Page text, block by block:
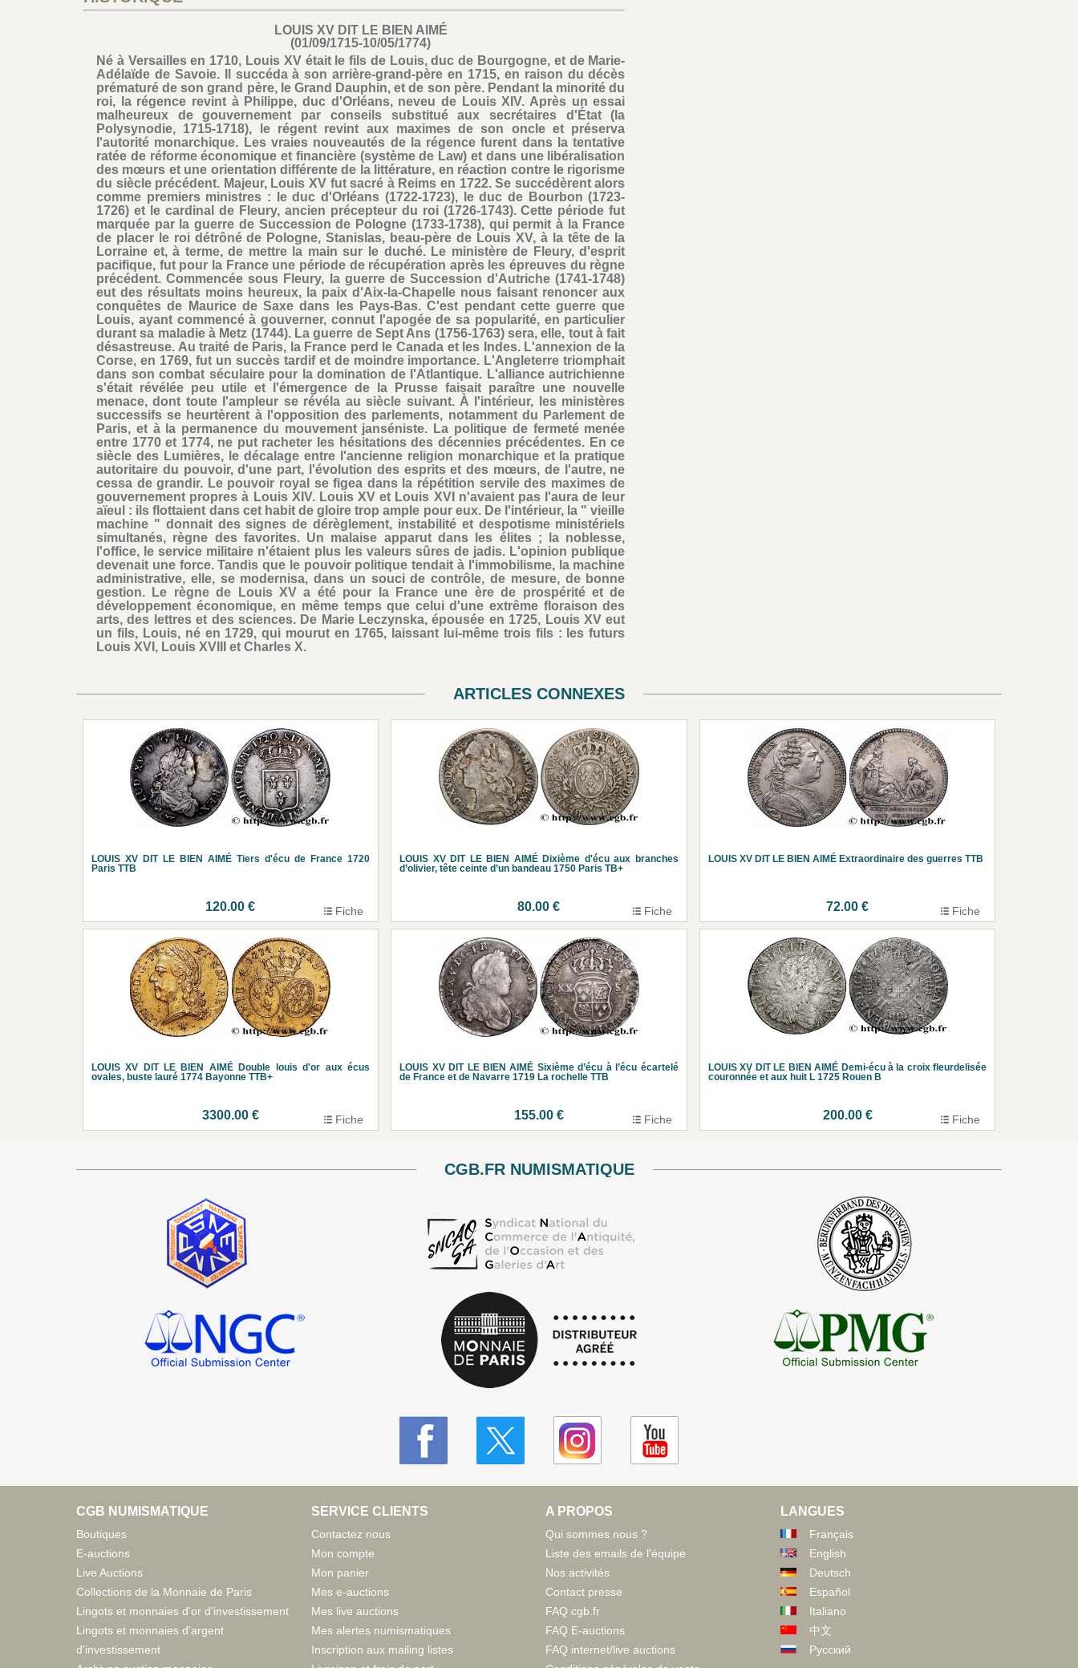
LOUIS XV DIT LE BIEN AIMÉ
(01/09/1715-10/05/1774)
Né à Versailles en 1710, Louis XV était le fils de Louis, duc de Bourgogne, et de Marie-
Adélaïde de Savoie. Il succéda à son arrière-grand-père en 1715, en raison du décès
prématuré de son grand père, le Grand Dauphin, et de son père. Pendant la minorité du
roi, la régence revint à Philippe, duc d'Orléans, neveu de Louis XIV. Après un essai
malheureux de gouvernement par conseils substitué aux secrétaires d'État (la
Polysynodie, 1715-1718), le régent revint aux maximes de son oncle et préserva
l'autorité monarchique. Les vraies nouveautés de la régence furent dans la tentative
ratée de réforme économique et financière (système de Law) et dans une libéralisation
des mœurs et une orientation différente de la littérature, en réaction contre le rigorisme
du siècle précédent. Majeur, Louis XV fut sacré à Reims en 1722. Se succédèrent alors
comme premiers ministres : le duc d'Orléans (1722-1723), le duc de Bourbon (1723-
1726) et le cardinal de Fleury, ancien précepteur du roi (1726-1743). Cette période fut
marquée par la guerre de Succession de Pologne (1733-1738), qui permit à la France
de placer le roi détrôné de Pologne, Stanislas, beau-père de Louis XV, à la tête de la
Lorraine et, à terme, de mettre la main sur le duché. Le ministère de Fleury, d'esprit
pacifique, fut pour la France une période de récupération après les épreuves du règne
précédent. Commencée sous Fleury, la guerre de Succession d'Autriche (1741-1748)
eut des résultats moins heureux, la paix d'Aix-la-Chapelle nous faisant renoncer aux
conquêtes de Maurice de Saxe dans les Pays-Bas. C'est pendant cette guerre que
Louis, ayant commencé à gouverner, connut l'apogée de sa popularité, en particulier
durant sa maladie à Metz (1744). La guerre de Sept Ans (1756-1763) sera, elle, tout à fait
désastreuse. Au traité de Paris, la France perd le Canada et les Indes. L'annexion de la
Corse, en 1769, fut un succès tardif et de moindre importance. L'Angleterre triomphait
dans son combat séculaire pour la domination de l'Atlantique. L'alliance autrichienne
s'était révélée peu utile et l'émergence de la Prusse faisait paraître une nouvelle
menace, dont toute l'ampleur se révéla au siècle suivant. À l'intérieur, les ministères
successifs se heurtèrent à l'opposition des parlements, notamment du Parlement de
Paris, et à la permanence du mouvement janséniste. La politique de fermeté menée
entre 1770 et 1774, ne put racheter les hésitations des décennies précédentes. En ce
siècle des Lumières, le décalage entre l'ancienne religion monarchique et la pratique
autoritaire du pouvoir, d'une part, l'évolution des esprits et des mœurs, de l'autre, ne
cessa de grandir. Le pouvoir royal se figea dans la répétition servile des maximes de
gouvernement propres à Louis XIV. Louis XV et Louis XVI n'avaient pas l'aura de leur
aïeul : ils flottaient dans cet habit de gloire trop ample pour eux. De l'intérieur, la " vieille
machine " donnait des signes de dérèglement, instabilité et despotisme ministériels
simultanés, règne des favorites. Un malaise apparut dans les élites ; la noblesse,
l'office, le service militaire n'étaient plus les valeurs sûres de jadis. L'opinion publique
devenait une force. Tandis que le pouvoir politique tendait à l'immobilisme, la machine
administrative, elle, se modernisa, dans un souci de contrôle, de mesure, de bonne
gestion. Le règne de Louis XV a été pour la France une ère de prospérité et de
développement économique, en même temps que celui d'une extrême floraison des
arts, des lettres et des sciences. De Marie Leczynska, épousée en 1725, Louis XV eut
un fils, Louis, né en 1729, qui mourut en 1765, laissant lui-même trois fils : les futurs
Louis XVI, Louis XVIII et Charles X.
ARTICLES CONNEXES
LOUIS XV DIT LE BIEN AIMÉ Tiers d'écu de France 1720
Paris TTB
120.00 € Fiche
LOUIS XV DIT LE BIEN AIMÉ Dixième d'écu aux branches
d’olivier, tête ceinte d’un bandeau 1750 Paris TB+
80.00 € Fiche
LOUIS XV DIT LE BIEN AIMÉ Extraordinaire des guerres TTB
72.00 € Fiche
LOUIS XV DIT LE BIEN AIMÉ Double louis d'or aux écus
ovales, buste lauré 1774 Bayonne TTB+
3300.00 € Fiche
LOUIS XV DIT LE BIEN AIMÉ Sixième d’écu à l’écu écartelé
de France et de Navarre 1719 La rochelle TTB
155.00 € Fiche
LOUIS XV DIT LE BIEN AIMÉ Demi-écu à la croix fleurdelisée
couronnée et aux huit L 1725 Rouen B
200.00 € Fiche
CGB.FR NUMISMATIQUE
CGB NUMISMATIQUE
Boutiques
E-auctions
Live Auctions
Collections de la Monnaie de Paris
Lingots et monnaies d'or d'investissement
Lingots et monnaies d'argent
d'investissement
SERVICE CLIENTS
Contactez nous
Mon compte
Mon panier
Mes e-auctions
Mes live auctions
Mes alertes numismatiques
Inscription aux mailing listes
A PROPOS
Qui sommes nous ?
Liste des emails de l'équipe
Nos activités
Contact presse
FAQ cgb.fr
FAQ E-auctions
FAQ internet/live auctions
LANGUES
Français
English
Deutsch
Español
Italiano
中文
Русский